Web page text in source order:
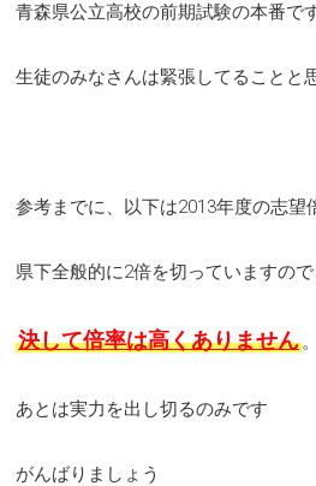
青森県公立高校の前期試験の本番で
生徒のみなさんは緊張してることと
参考までに、以下は2013年度の志望
県下全般的に2倍を切っていますので
決して倍率は高くありません。
あとは実力を出し切るのみです
がんばりましょう